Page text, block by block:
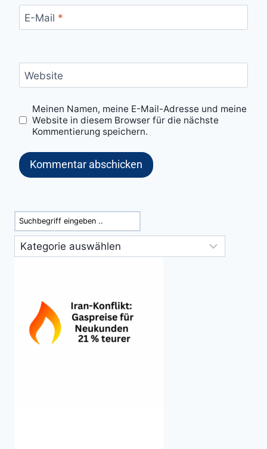
E-Mail *
Website
Meinen Namen, meine E-Mail-Adresse und meine
Website in diesem Browser für die nächste
Kommentierung speichern.
Suchen
Kategorien